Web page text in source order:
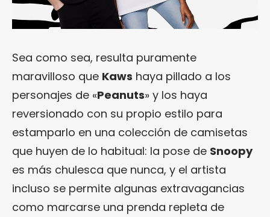
Sea como sea, resulta puramente
maravilloso que Kaws haya pillado a los
personajes de «Peanuts» y los haya
reversionado con su propio estilo para
estamparlo en una colección de camisetas
que huyen de lo habitual: la pose de Snoopy
es más chulesca que nunca, y el artista
incluso se permite algunas extravagancias
como marcarse una prenda repleta de